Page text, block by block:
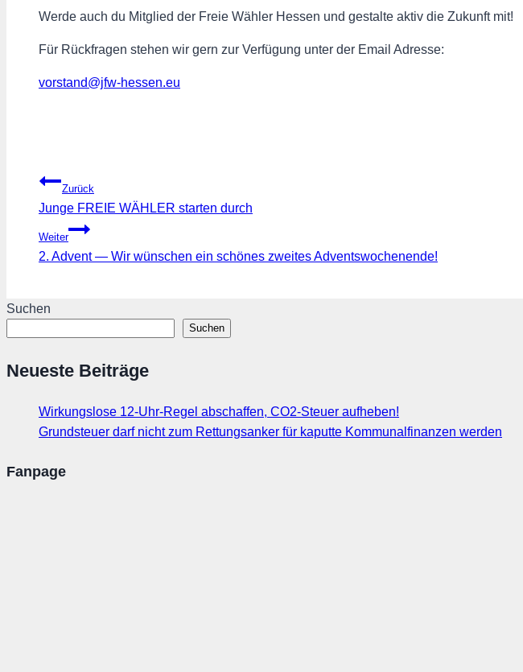
Werde auch du Mitglied der Freie Wähler Hessen und gestalte aktiv die Zukunft mit!
Für Rückfragen stehen wir gern zur Verfügung unter der Email Adresse:
vorstand@jfw-hessen.eu
Beitragsnavigation
Zurück
Junge FREIE WÄHLER starten durch
Weiter
2. Advent — Wir wünschen ein schönes zweites Adventswochenende!
Suchen
Suchen
Neueste Beiträge
Wirkungslose 12-Uhr-Regel abschaffen, CO2-Steuer aufheben!
Grundsteuer darf nicht zum Rettungsanker für kaputte Kommunalfinanzen werden
Fanpage